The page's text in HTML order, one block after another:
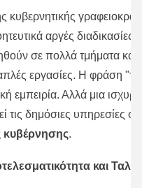
κυβερνητικής
αργές
σε πολλά τμήματα
εργασίες. Η φράση
εμπειρία. Αλλά μια
τις δημόσιες υπηρεσίες
κυβέρνησης.
και